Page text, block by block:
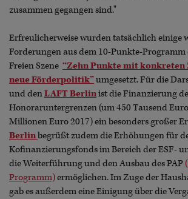
zusammen gegangen sind."
Erfreulicherweise wurden tatsächlich einige
Forderungen aus dem 10-Punkte-
Freien Szene “Zehn Punkte mit konkreten
neue Förderpolitik”umgesetzt. Für die
und denLAFT Berlinist die Finanzierung
Honoraruntergrenzen (um 450 Tausend
Millionen Euro 2017) ein besonders großer
Berlinbegrüßt zudem die Erhöhungen für
Kofinanzierungsfonds im Bereich der ESF-
die Weiterführung und den Ausbau des PAP
Programm)ermöglichen. Im Zuge der
gab es außerdem eine Einigung über die